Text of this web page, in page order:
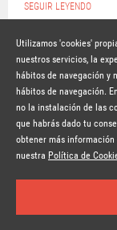
Inicio Temas
SEGUIR LEYENDO
Suscríbete a la
©
Nota Legal
Utilizamos 'cookies'
nuestros servicios, la
hábitos de navegación y
hábitos de navegación.
no la instalación de las
que habrás dado tu
obtener más
nuestra Política de